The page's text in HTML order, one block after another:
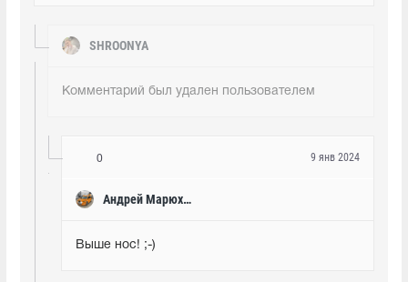
SHROONYA
Комментарий был удален пользователем
0
Андрей Марюхин
9 янв 2024
Выше нос! ;-)